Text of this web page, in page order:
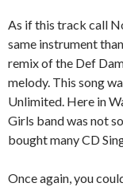
As if this track call
same instrument
remix of the Def
melody. This song
Unlimited. Here in
Girls band was not
bought many CD
Once again, you